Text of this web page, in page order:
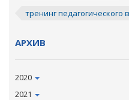
тренинг педагогического
АРХИВ
2020
2021